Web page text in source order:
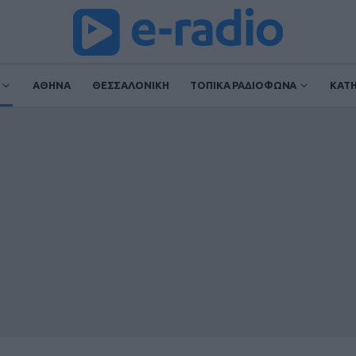
ΑΘΗΝΑ ΘΕΣΣΑΛΟΝΙΚΗ ΤΟΠΙΚΑ ΡΑΔΙΟΦΩΝΑ